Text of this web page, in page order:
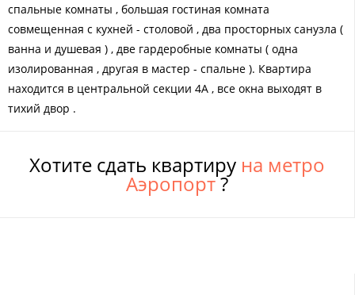
спальные комнаты , большая гостиная комната
совмещенная с кухней - столовой , два просторных санузла (
ванна и душевая ) , две гардеробные комнаты ( одна
изолированная , другая в мастер - спальне ). Квартира
находится в центральной секции 4А , все окна выходят в
тихий двор .
Хотите сдать квартиру на метро
Аэропорт?